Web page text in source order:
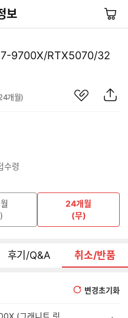
보
장
바
9700X/RTX5070/32
개월)
수령
24개월
(무)
후기/Q&A 취소/반품
변경초기화
(그래니트 릿